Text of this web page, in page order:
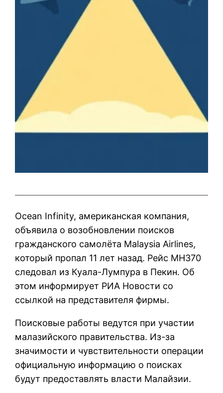
Ocean Infinity, американская компания,
объявила о возобновлении поисков
гражданского самолёта Malaysia Airlines,
который пропал 11 лет назад. Рейс MH370
следовал из Куала-Лумпура в Пекин. Об
этом информирует РИА Новости со
ссылкой на представителя фирмы.
Поисковые работы ведутся при участии
малазийского правительства. Из-за
значимости и чувствительности операции
официальную информацию о поисках
будут предоставлять власти Малайзии.